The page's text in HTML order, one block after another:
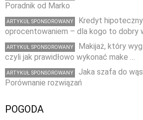
Poradnik od Marko
ARTYKUŁ SPONSOROWANY
Kredyt
oprocentowaniem – dla kogo to dobry
ARTYKUŁ SPONSOROWANY
Makijaż, który
czyli jak prawidłowo wykonać make …
ARTYKUŁ SPONSOROWANY
Jaka szafa do
Porównanie rozwiązań
POGODA